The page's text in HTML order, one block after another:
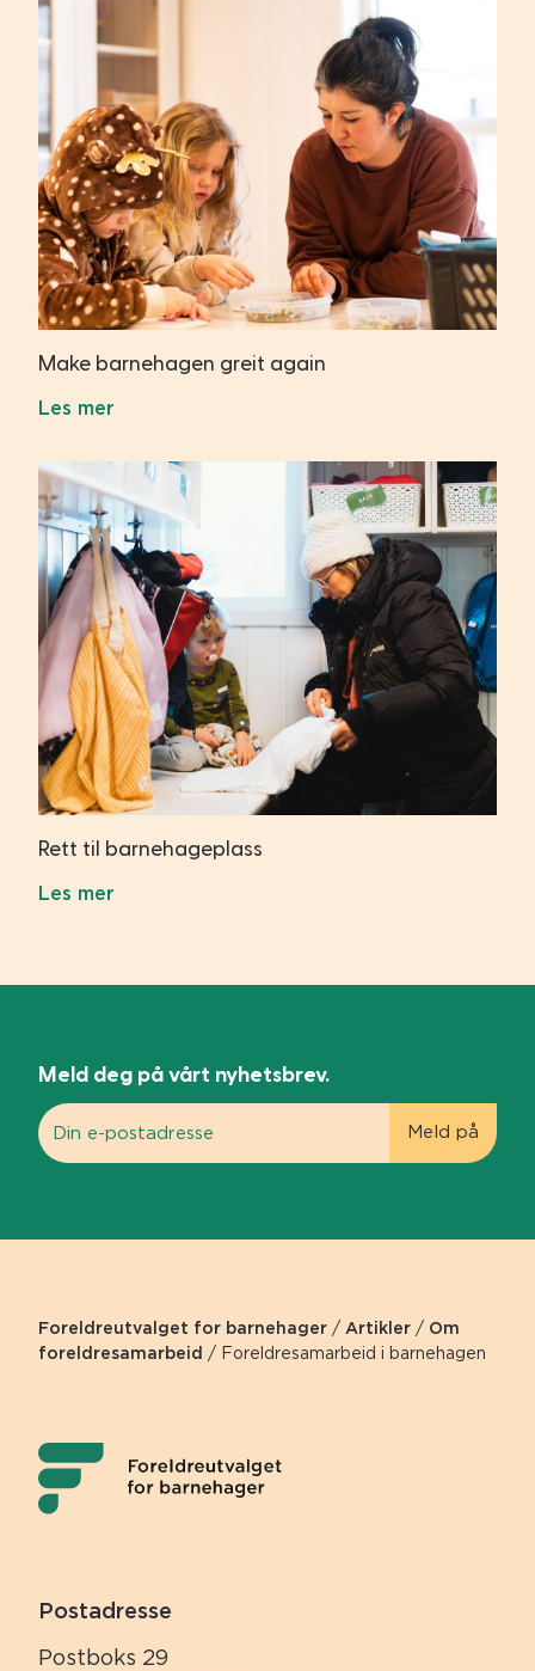
Make barnehagen greit again
Les mer
Rett til barnehageplass
Les mer
Meld deg på vårt nyhetsbrev.
Foreldreutvalget for barnehager / Artikler / Om
foreldresamarbeid / Foreldresamarbeid i barnehagen
Postadresse
Postboks 29